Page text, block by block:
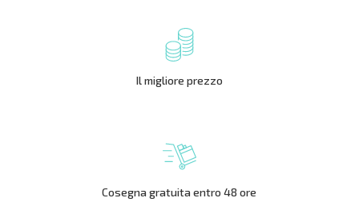
Il migliore prezzo
Cosegna gratuita entro 48 ore